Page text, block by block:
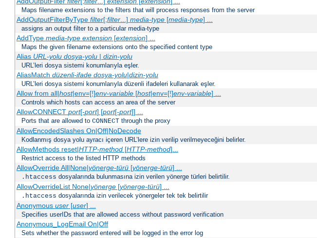
Maps filename extensions to the filters that will process responses from the server
AddOutputFilterByType filter[;filter...] media-type[media-type] ...
assigns an output filter to a particular media-type
AddType media-type extension[extension] ...
Maps the given filename extensions onto the specified content type
Alias URL-yolu dosya-yolu| dizin-yolu
URL’leri dosya sistemi konumlarıyla eşler.
AliasMatch düzenli-ifade dosya-yolu|dizin-yolu
URL’leri dosya sistemi konumlarıyla düzenli ifadeleri kullanarak eşler.
Allow from all|host|env=[!]env-variable[host|env=[!]env-variable] ...
Controls which hosts can access an area of the server
AllowCONNECT port[-port] [port[-port]] ...
Ports that are allowed to CONNECT through the proxy
AllowEncodedSlashes On|Off|NoDecode
Kodlanmış dosya yolu ayracı içeren URL’lere izin verilip verilmeyeceğini belirler.
AllowMethods reset|HTTP-method[HTTP-method]...
Restrict access to the listed HTTP methods
AllowOverride All|None|yönerge-türü[yönerge-türü] ...
.htaccess dosyalarında bulunmasına izin verilen yönerge türleri belirtilir.
AllowOverrideList None|yönerge[yönerge-türü] ...
.htaccess dosyalarında izin verilecek yönergeler tek tek belirtilir
Anonymous user[user] ...
Specifies userIDs that are allowed access without password verification
Anonymous_LogEmail On|Off
Sets whether the password entered will be logged in the error log